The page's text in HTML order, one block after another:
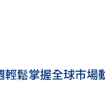
輕鬆掌握全球市場